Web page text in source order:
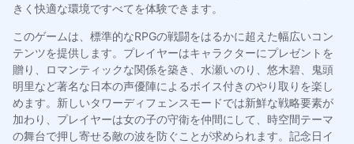
きく快適な環境ですべてを体験できます。
このゲームは、標準的なRPGの戦闘をはるかに超えた幅広いコン
テンツを提供します。プレイヤーはキャラクターにプレゼントを
贈り、ロマンティックな関係を築き、水瀬いのり、悠木碧、鬼頭
明里など著名な日本の声優陣によるボイス付きのやり取りを楽し
めます。新しいタワーディフェンスモードでは新鮮な戦略要素が
加わり、プレイヤーは女の子の守衛を仲間にして、時空間テーマ
の舞台で押し寄せる敵の波を防ぐことが求められます。記念日イ